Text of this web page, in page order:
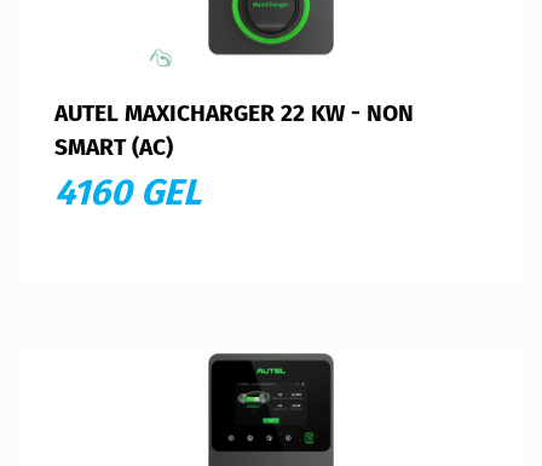
AUTEL MAXICHARGER 22 KW - NON
SMART (AC)
4160 GEL